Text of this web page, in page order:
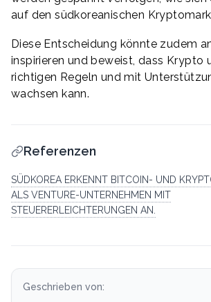
auf den südkoreanischen
Diese Entscheidung könnte zudem
inspirieren und beweist, dass Krypto
richtigen Regeln und mit
wachsen kann.
Referenzen
SÜDKOREA ERKENNT BITCOIN- UND
ALS VENTURE-UNTERNEHMEN MIT
STEUERERLEICHTERUNGEN AN.
Geschrieben von: